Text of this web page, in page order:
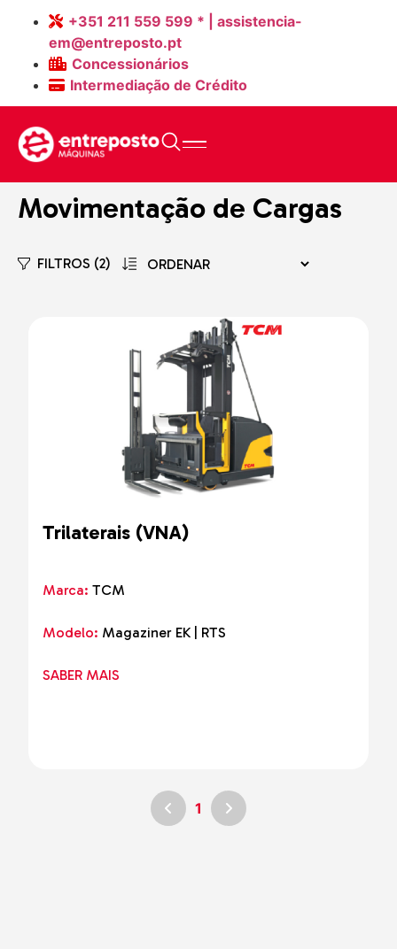
+351 211 559 599 * | assistencia-
em@entreposto.pt
Concessionários
Intermediação de Crédito
Home > Máquinas Novas
Movimentação de Cargas
FILTROS (2)
Trilaterais (VNA)
Marca: TCM
Modelo: Magaziner EK | RTS
SABER MAIS
1